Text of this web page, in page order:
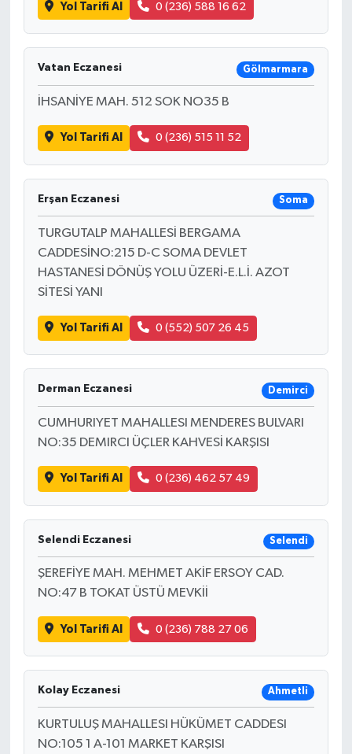
Yol Tarifi Al 0 (236) 588 16 62
Vatan Eczanesi Gölmarmara
İHSANİYE MAH. 512 SOK NO35 B
Yol Tarifi Al 0 (236) 515 11 52
Erşan Eczanesi Soma
TURGUTALP MAHALLESİ BERGAMA
CADDESİNO:215 D-C SOMA DEVLET
HASTANESİ DÖNÜŞ YOLU ÜZERİ-E.L.İ. AZOT
SİTESİ YANI
Yol Tarifi Al 0 (552) 507 26 45
Derman Eczanesi Demirci
CUMHURIYET MAHALLESI MENDERES BULVARI
NO:35 DEMIRCI ÜÇLER KAHVESİ KARŞISI
Yol Tarifi Al 0 (236) 462 57 49
Selendi Eczanesi Selendi
ŞEREFİYE MAH. MEHMET AKİF ERSOY CAD.
NO:47 B TOKAT ÜSTÜ MEVKİİ
Yol Tarifi Al 0 (236) 788 27 06
Kolay Eczanesi Ahmetli
KURTULUŞ MAHALLESI HÜKÜMET CADDESI
NO:105 1 A-101 MARKET KARŞISI